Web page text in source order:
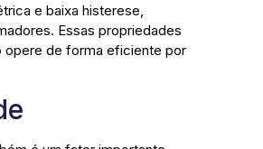
e baixa histerese,
Essas propriedades
opere de forma eficiente por